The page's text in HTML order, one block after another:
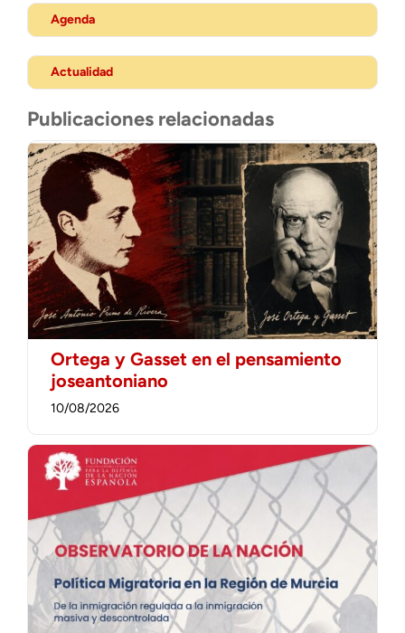
Agenda
Actualidad
Publicaciones relacionadas
Ortega y Gasset en el pensamiento
joseantoniano
10/08/2026